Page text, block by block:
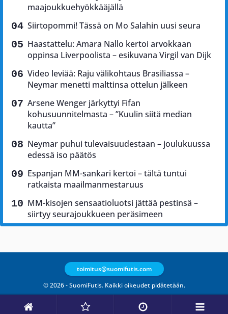
maajoukkuehyökkääjällä
Siirtopommi! Tässä on Mo Salahin uusi seura
Haastattelu: Amara Nallo kertoi arvokkaan
oppinsa Liverpoolista – esikuvana Virgil van Dijk
Video leviää: Raju välikohtaus Brasiliassa –
Neymar menetti malttinsa ottelun jälkeen
Arsene Wenger järkyttyi Fifan
kohusuunnitelmasta – ”Kuulin siitä median
kautta”
Neymar puhui tulevaisuudestaan – joulukuussa
edessä iso päätös
Espanjan MM-sankari kertoi – tältä tuntui
ratkaista maailmanmestaruus
MM-kisojen sensaatioluotsi jättää pestinsä –
siirtyy seurajoukkueen peräsimeen
© 2026 - SuomiFutis. Kaikki oikeudet pidätetään.
toimitus@suomifutis.com